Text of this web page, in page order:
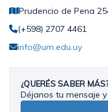
Prudencio de Pena
(+598) 2707 4461
info@um.edu.uy
¿QUERÉS SABER
Déjanos tu mensaje